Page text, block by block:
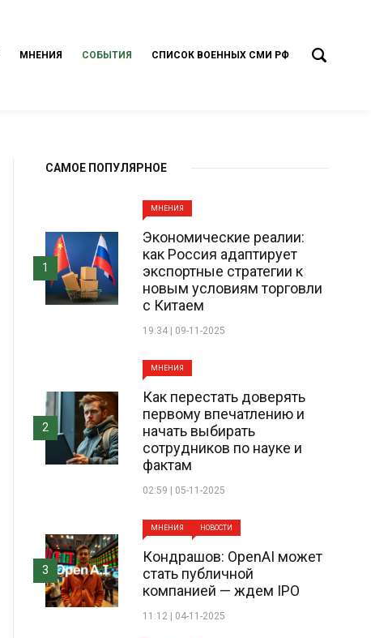
МНЕНИЯ СОБЫТИЯ СПИСОК ВОЕННЫХ СМИ РФ
САМОЕ ПОПУЛЯРНОЕ
МНЕНИЯ
Экономические реалии:
как Россия адаптирует
экспортные стратегии к
новым условиям торговли
с Китаем
19:34 | 09-11-2025
1
МНЕНИЯ
Как перестать доверять
первому впечатлению и
начать выбирать
сотрудников по науке и
фактам
02:59 | 05-11-2025
2
МНЕНИЯ НОВОСТИ
Кондрашов: OpenAI может
стать публичной
компанией — ждем IPO
11:12 | 04-11-2025
3